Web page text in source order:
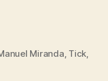
Miranda, Tick,